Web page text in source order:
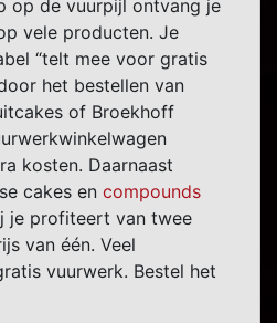
op de vuurpijl ontvang je
vele producten. Je
“telt mee voor gratis
het bestellen van
of Broekhoff
kosten. Daarnaast
cakes en compounds
je profiteert van twee
van één. Veel
vuurwerk. Bestel het